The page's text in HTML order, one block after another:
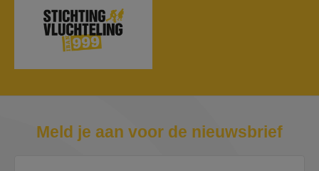
Meld je aan voor de nieuwsbrief